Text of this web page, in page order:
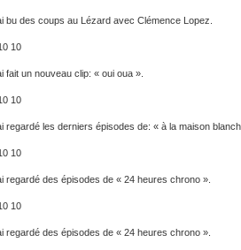
bu des coups au Lézard avec Clémence Lopez.
10
fait un nouveau clip: « oui oua ».
10
regardé les derniers épisodes de: « à la maison
10
regardé des épisodes de « 24 heures chrono ».
10
regardé des épisodes de « 24 heures chrono ».